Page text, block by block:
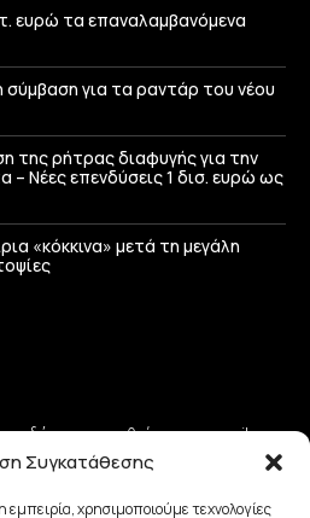
Συγκατάθεσης
χρησιμοποιούμε τεχνολογίες
ευρώ τα επαναλαμβανόμενα
για τα ραντάρ του νέου
της ρήτρας διαφυγής για την
– Νέες επενδύσεις 1 δισ. ευρώ ως
«κόκκινα» μετά τη μεγάλη
ειδήσεις απευθείας στο email σας
με την Κρήτη!